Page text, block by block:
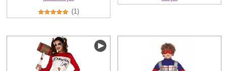
(1)